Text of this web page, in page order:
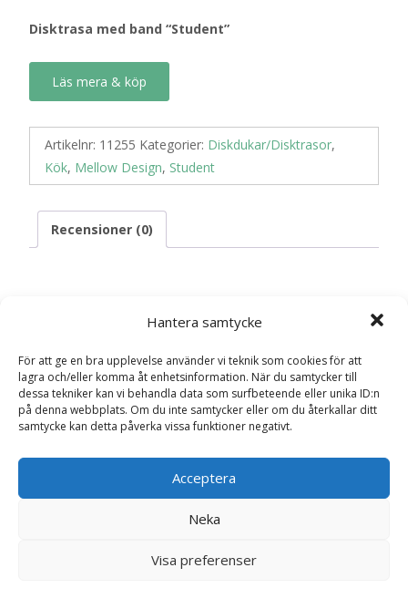
Hantera samtycke
För att ge en bra upplevelse använder vi teknik som cookies för att
lagra och/eller komma åt enhetsinformation. När du samtycker till
dessa tekniker kan vi behandla data som surfbeteende eller unika ID:n
på denna webbplats. Om du inte samtycker eller om du återkallar ditt
samtycke kan detta påverka vissa funktioner negativt.
Acceptera
Neka
Visa preferenser
Disktrasa med band “Student”
Läs mera & köp
Artikelnr: 11255 Kategorier: Diskdukar/Disktrasor,
Kök, Mellow Design, Student
Recensioner (0)
Det finns inga recensioner än.
Bli först med att recensera ”Disktrasa med
band “Student””
Ditt betyg*